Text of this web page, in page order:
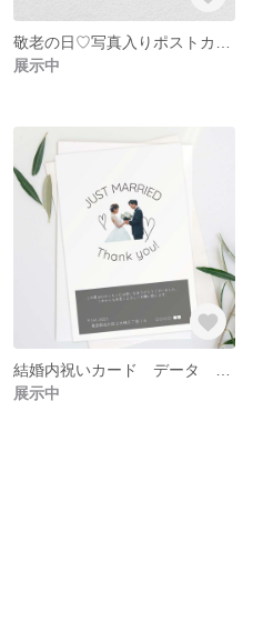
展示中
展示中